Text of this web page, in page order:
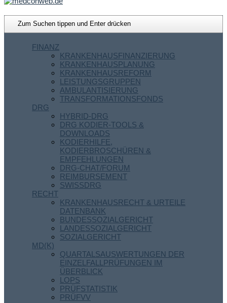
FINANZ
KRANKENHAUSFINANZIERUNG
KRANKENHAUSPLANUNG
KRANKENHAUSREFORM
LEISTUNGSGRUPPEN
AMBULANTISIERUNG
TRANSFORMATIONSFONDS
DRG
HYBRID-DRG
DRG KODIER-TOOLS &
DOWNLOADS
KODIERHILFE,
KODIERBROSCHÜREN &
EMPFEHLUNGEN
DRG-CHAT/FORUM
REIMBURSEMENT
SWISSDRG
RECHT
KRANKENHAUSRECHT & URTEILE
DATENBANK
BUNDESSOZIALGERICHT
LANDESSOZIALGERICHT
SOZIALGERICHT
MD(K)
QUARTALSAUSWERTUNGEN DER
EINZELFALLPRÜFUNGEN IM
ÜBERBLICK
LOPS
PRÜFSTATISTIK
PRÜFVV